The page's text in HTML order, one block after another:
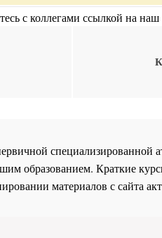
с коллегами ссылкой на наш
образованием. Краткие
материалов с сайта